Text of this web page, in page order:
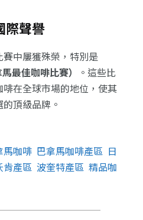
際聲譽
中屢獲殊榮，特別是
馬最佳咖啡比賽）
。這些比
在全球市場的地位，使其
頂級品牌。
馬咖啡 巴拿馬咖啡產區 日
肯產區 波奎特產區 精品咖